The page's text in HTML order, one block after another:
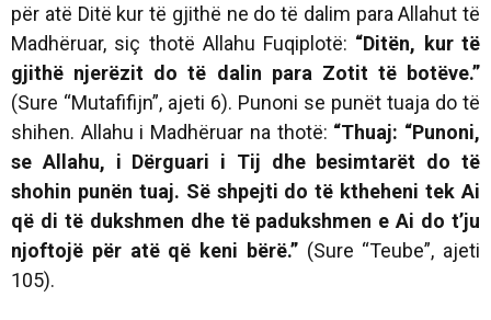
për atë Ditë kur të gjithë ne do të dalim para Allahut të
Madhëruar, siç thotë Allahu Fuqiplotë: “Ditën, kur të
gjithë njerëzit do të dalin para Zotit të botëve.”
(Sure “Mutafifijn”, ajeti 6). Punoni se punët tuaja do të
shihen. Allahu i Madhëruar na thotë: “Thuaj: “Punoni,
se Allahu, i Dërguari i Tij dhe besimtarët do të
shohin punën tuaj. Së shpejti do të ktheheni tek Ai
që di të dukshmen dhe të padukshmen e Ai do t’ju
njoftojë për atë që keni bërë.” (Sure “Teube”, ajeti
105).